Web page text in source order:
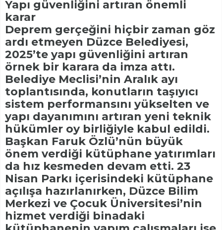
Yapı güvenliğini artıran önemli
karar
Deprem gerçeğini hiçbir zaman göz
ardı etmeyen Düzce Belediyesi,
2025’te yapı güvenliğini artıran
örnek bir karara da imza attı.
Belediye Meclisi’nin Aralık ayı
toplantısında, konutların taşıyıcı
sistem performansını yükselten ve
yapı dayanımını artıran yeni teknik
hükümler oy birliğiyle kabul edildi.
Başkan Faruk Özlü’nün büyük
önem verdiği kütüphane yatırımları
da hız kesmeden devam etti. 23
Nisan Parkı içerisindeki kütüphane
açılışa hazırlanırken, Düzce Bilim
Merkezi ve Çocuk Üniversitesi’nin
hizmet verdiği binadaki